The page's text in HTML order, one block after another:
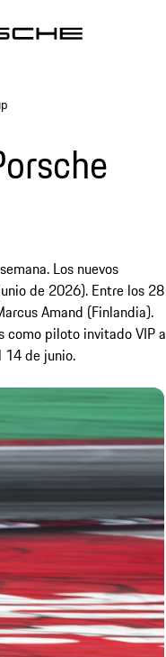
Los nuevos
de 2026). Entre los 28
Amand (Finlandia).
como piloto invitado VIP a
14 de junio.